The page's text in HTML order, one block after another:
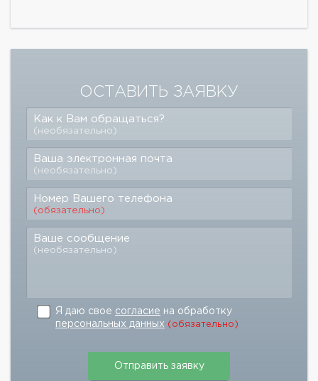
ОСТАВИТЬ ЗАЯВКУ
Как к Вам обращаться?
(необязательно)
Ваша электронная почта
(необязательно)
Номер Вашего телефона
(обязательно)
Ваше сообщение
(необязательно)
Я даю свое согласие на обработку
персональных данных (обязательно)